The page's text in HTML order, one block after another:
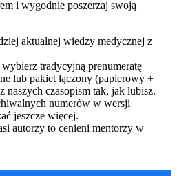
i wygodnie poszerzaj swoją
aktualnej wiedzy medycznej z
tradycyjną prenumeratę
lub pakiet łączony (papierowy +
naszych czasopism tak, jak lubisz.
numerów w wersji
jeszcze więcej.
autorzy to cenieni mentorzy w